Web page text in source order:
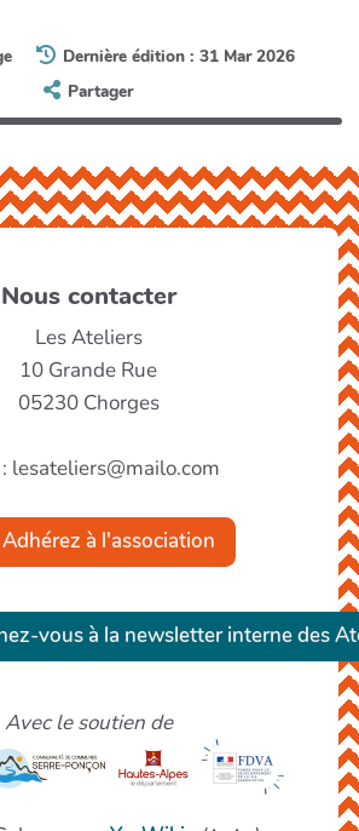
Dernière édition : 31 Mar 2026
Partager
Nous contacter
Les Ateliers
10 Grande Rue
05230 Chorges
: lesateliers@mailo.com
Adhérez à l'association
vous à la newsletter interne des
Avec le soutien de